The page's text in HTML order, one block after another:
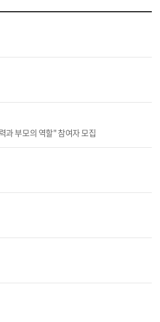
과 부모의 역할" 참여자 모집